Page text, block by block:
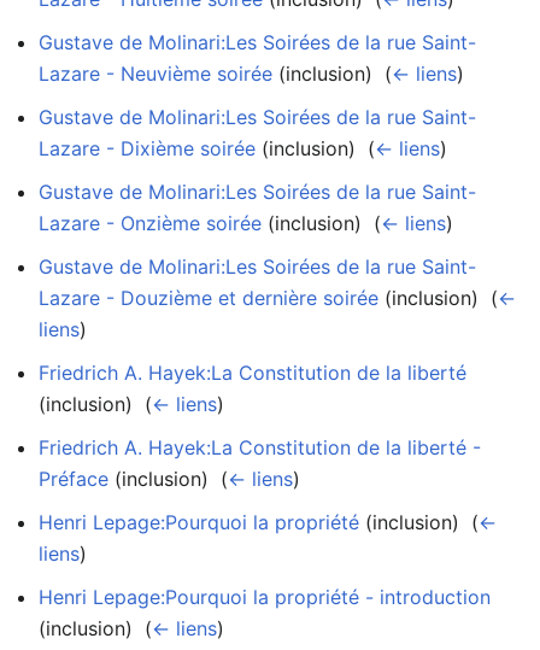
Gustave de Molinari:Les Soirées de la rue Saint-
Lazare - Neuvième soirée (inclusion) ‎ (← liens)
Gustave de Molinari:Les Soirées de la rue Saint-
Lazare - Dixième soirée (inclusion) ‎ (← liens)
Gustave de Molinari:Les Soirées de la rue Saint-
Lazare - Onzième soirée (inclusion) ‎ (← liens)
Gustave de Molinari:Les Soirées de la rue Saint-
Lazare - Douzième et dernière soirée (inclusion) ‎ (←
liens)
Friedrich A. Hayek:La Constitution de la liberté
(inclusion) ‎ (← liens)
Friedrich A. Hayek:La Constitution de la liberté -
Préface (inclusion) ‎ (← liens)
Henri Lepage:Pourquoi la propriété (inclusion) ‎ (←
liens)
Henri Lepage:Pourquoi la propriété - introduction
(inclusion) ‎ (← liens)